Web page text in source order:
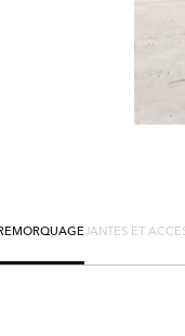
JANTES ET